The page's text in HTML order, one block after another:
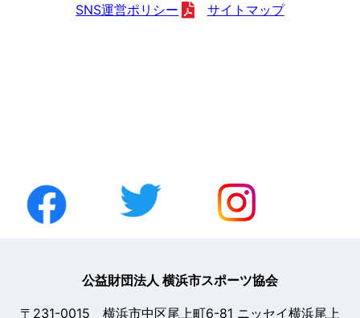
SNS運営ポリシー
サイトマップ
公益財団法人 横浜市スポーツ協会
〒231-0015 横浜市中区尾上町6-81 ニッセイ横浜尾上